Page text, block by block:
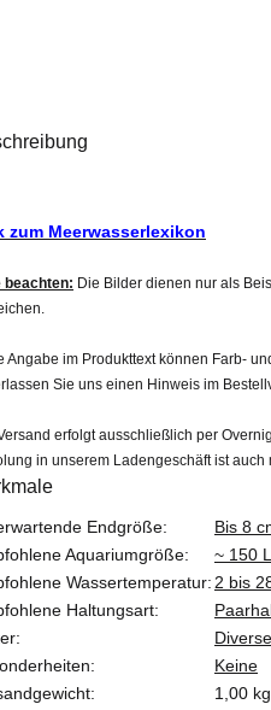
zum Meerwasserlexikon
beachten: Die Bilder dienen nur als
Angabe im Produkttext können Farb-
Sie uns einen Hinweis im
erfolgt ausschließlich per
in unserem Ladengeschäft ist auch
Endgröße:
Bis 8
Aquariumgröße:
~ 150
Wassertemperatur: 2 bis
Haltungsart:
Keine
1,00 kg